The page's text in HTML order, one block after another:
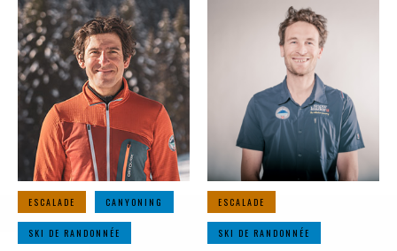
ESCALADE CANYONING
SKI DE RANDONNÉE
ESCALADE
SKI DE RANDONNÉE